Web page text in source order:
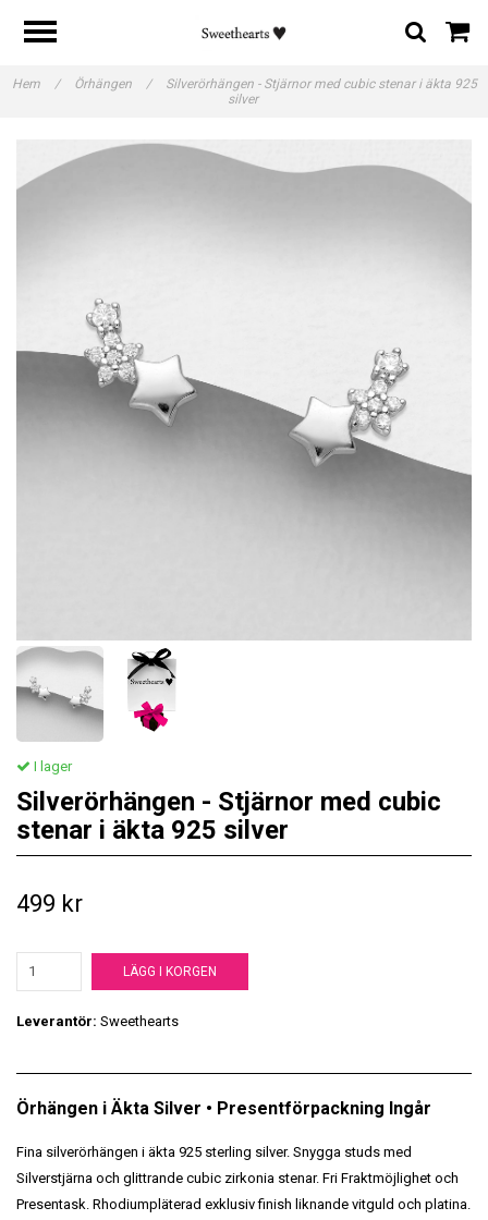
Hem / Örhängen /
Silverörhängen - Stjärnor med cubic stenar i äkta 925
silver
I lager
Silverörhängen - Stjärnor med cubic
stenar i äkta 925 silver
499 kr
LÄGG I KORGEN
Leverantör: Sweethearts
Örhängen i Äkta Silver • Presentförpackning Ingår
Fina silverörhängen i äkta 925 sterling silver. Snygga studs med
Silverstjärna och glittrande cubic zirkonia stenar. Fri Fraktmöjlighet och
Presentask. Rhodiumpläterad exklusiv finish liknande vitguld och platina.